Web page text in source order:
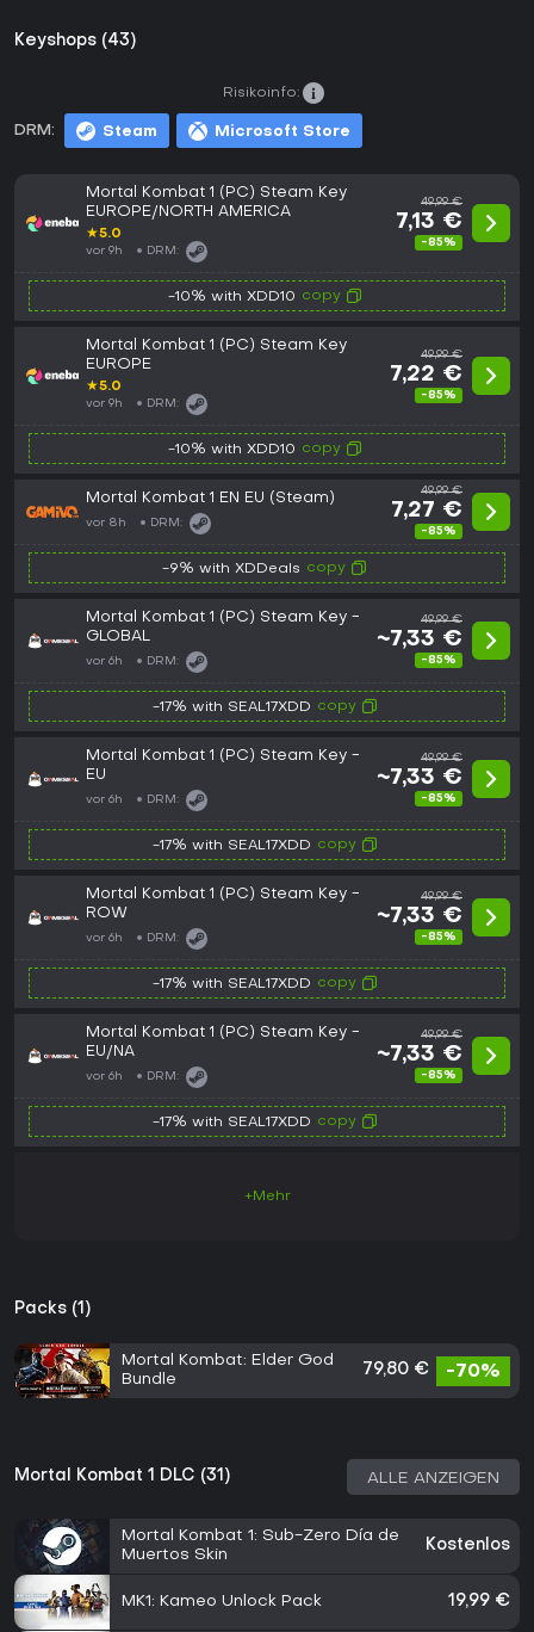
Keyshops (43)
DRM: Steam Microsoft Store
Risikoinfo:
Mortal Kombat 1 (PC) Steam Key
EUROPE/NORTH AMERICA
★5.0
vor 9h DRM:
49,99 €
7,13 €
-85%
-10% with XDD10 copy
Mortal Kombat 1 (PC) Steam Key
EUROPE
★5.0
vor 9h DRM:
49,99 €
7,22 €
-85%
-10% with XDD10 copy
Mortal Kombat 1 EN EU (Steam)
vor 8h DRM:
49,99 €
7,27 €
-85%
-9% with XDDeals copy
Mortal Kombat 1 (PC) Steam Key -
GLOBAL
vor 6h DRM:
49,99 €
~7,33 €
-85%
-17% with SEAL17XDD copy
Mortal Kombat 1 (PC) Steam Key -
EU
vor 6h DRM:
49,99 €
~7,33 €
-85%
-17% with SEAL17XDD copy
Mortal Kombat 1 (PC) Steam Key -
ROW
vor 6h DRM:
49,99 €
~7,33 €
-85%
-17% with SEAL17XDD copy
Mortal Kombat 1 (PC) Steam Key -
EU/NA
vor 6h DRM:
49,99 €
~7,33 €
-85%
-17% with SEAL17XDD copy
+Mehr
Packs (1)
Mortal Kombat: Elder God
Bundle
79,80 € -70%
Mortal Kombat 1 DLC (31) ALLE ANZEIGEN
Mortal Kombat 1: Sub-Zero Día de
Muertos Skin
Kostenlos
MK1: Kameo Unlock Pack 19,99 €